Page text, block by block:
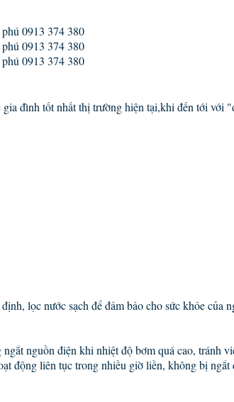
0913 374 380
0913 374 380
0913 374 380
đình tốt nhất thị trường hiện tại,khi đến tới với
lọc nước sạch để đảm bảo cho sức khỏe
nguồn điện khi nhiệt độ bơm quá cao, tránh
động liên tục trong nhiều giờ liền, không bị ngắt